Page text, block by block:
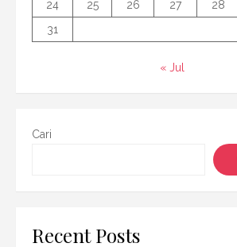
24
25 26 27 28
31
« Jul
Cari
Recent Posts